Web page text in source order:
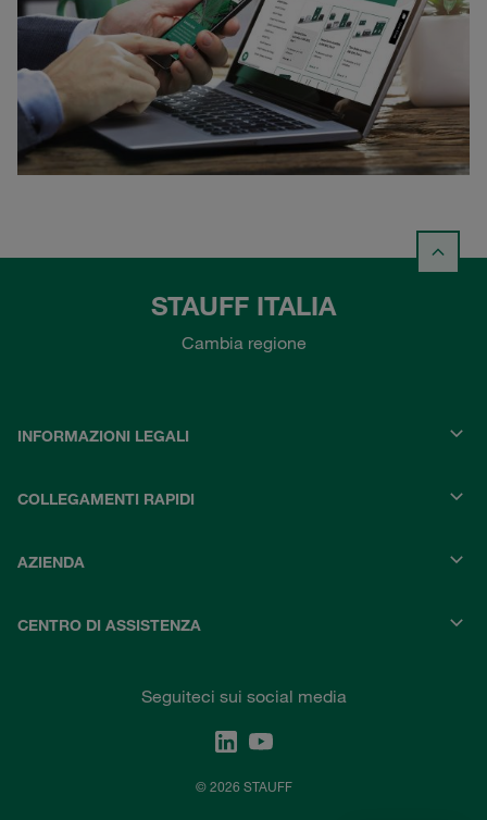
STAUFF ITALIA
Cambia regione
INFORMAZIONI LEGALI
COLLEGAMENTI RAPIDI
AZIENDA
CENTRO DI ASSISTENZA
Seguiteci sui social media
© 2026 STAUFF